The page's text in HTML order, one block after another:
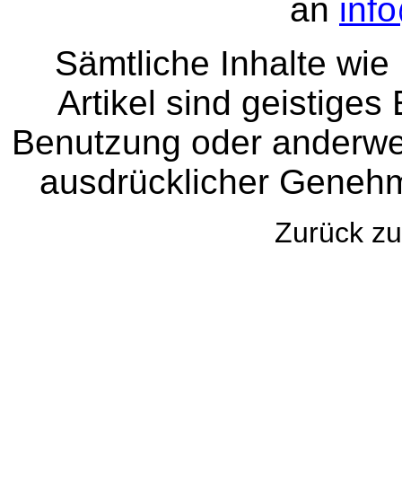
an
Sämtliche Inhalte
Artikel sind geistiges
Benutzung oder
ausdrücklicher
Zurück